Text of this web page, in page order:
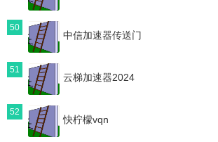
50
中信加速器传送门
51
云梯加速器2024
52
快柠檬vqn